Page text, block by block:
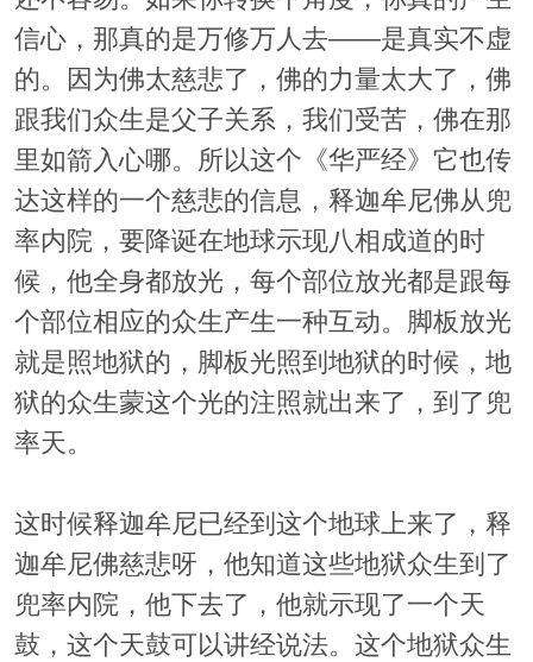
信心，那真的是万修万人去——是真实不虚
的。因为佛太慈悲了，佛的力量太大了，佛
跟我们众生是父子关系，我们受苦，佛在那
里如箭入心哪。所以这个《华严经》它也传
达这样的一个慈悲的信息，释迦牟尼佛从兜
率内院，要降诞在地球示现八相成道的时
候，他全身都放光，每个部位放光都是跟每
个部位相应的众生产生一种互动。脚板放光
就是照地狱的，脚板光照到地狱的时候，地
狱的众生蒙这个光的注照就出来了，到了兜
率天。
这时候释迦牟尼已经到这个地球上来了，释
迦牟尼佛慈悲呀，他知道这些地狱众生到了
兜率内院，他下去了，他就示现了一个天
鼓，这个天鼓可以讲经说法。这个地狱众生